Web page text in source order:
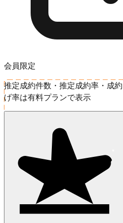
会員限定
推定成約件数・推定成約率・成
げ率は有料プランで表示